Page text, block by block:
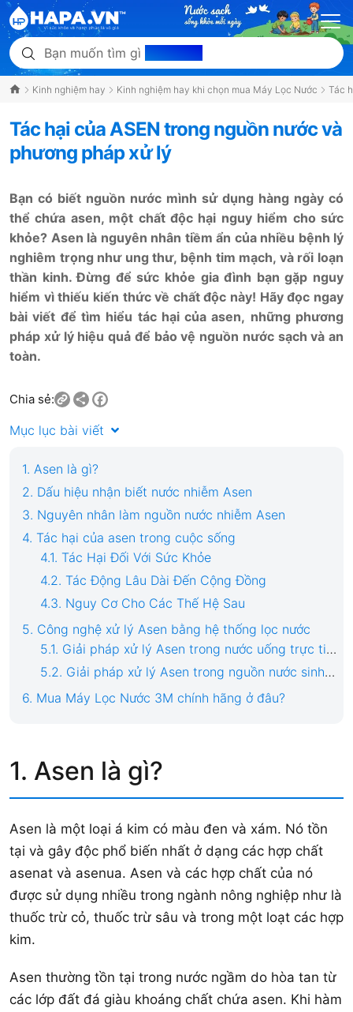
Bạn muốn tìm gì hôm nay?
Kinh nghiệm hay Kinh nghiệm hay khi chọn mua Máy Lọc Nước Tác
Tác hại của ASEN trong nguồn nước và
phương pháp xử lý
Bạn có biết nguồn nước mình sử dụng hàng ngày có
thể chứa asen, một chất độc hại nguy hiểm cho sức
khỏe? Asen là nguyên nhân tiềm ẩn của nhiều bệnh lý
nghiêm trọng như ung thư, bệnh tim mạch, và rối loạn
thần kinh. Đừng để sức khỏe gia đình bạn gặp nguy
hiểm vì thiếu kiến thức về chất độc này! Hãy đọc ngay
bài viết để tìm hiểu tác hại của asen, những phương
pháp xử lý hiệu quả để bảo vệ nguồn nước sạch và an
toàn.
Chia sẻ: Share
Mục lục bài viết
1. Asen là gì?
2. Dấu hiệu nhận biết nước nhiễm Asen
3. Nguyên nhân làm nguồn nước nhiễm Asen
4. Tác hại của asen trong cuộc sống
4.1. Tác Hại Đối Với Sức Khỏe
4.2. Tác Động Lâu Dài Đến Cộng Đồng
4.3. Nguy Cơ Cho Các Thế Hệ Sau
5. Công nghệ xử lý Asen bằng hệ thống lọc nước
5.1. Giải pháp xử lý Asen trong nước uống trực tiếp
5.2. Giải pháp xử lý Asen trong nguồn nước sinh hoạt
6. Mua Máy Lọc Nước 3M chính hãng ở đâu?
1. Asen là gì?
Asen là một loại á kim có màu đen và xám. Nó tồn
tại và gây độc phổ biến nhất ở dạng các hợp chất
asenat và asenua. Asen và các hợp chất của nó
được sử dụng nhiều trong ngành nông nghiệp như là
thuốc trừ cỏ, thuốc trừ sâu và trong một loạt các hợp
kim.
Asen thường tồn tại trong nước ngầm do hòa tan từ
các lớp đất đá giàu khoáng chất chứa asen. Khi hàm